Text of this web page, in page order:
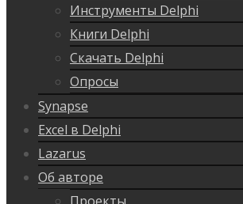
Инструменты Delphi
Книги Delphi
Скачать Delphi
Опросы
Synapse
Excel в Delphi
Lazarus
Об авторе